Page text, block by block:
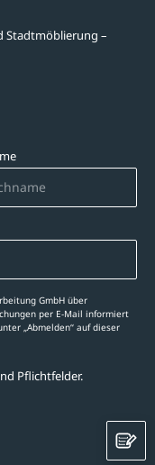
Stadtmöblierung –
GmbH über
per E-Mail informiert
„Abmelden‘‘ auf dieser
Pflichtfelder.